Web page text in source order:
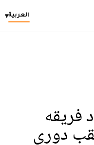
العربية▾
فريقه
دوري